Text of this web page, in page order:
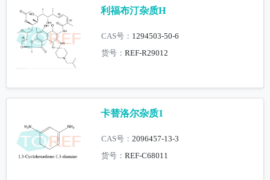
利福布汀杂质H
CAS号： 1294503-50-6
货号：REF-R29012
卡替洛尔杂质1
CAS号：2096457-13-3
货号：REF-C68011